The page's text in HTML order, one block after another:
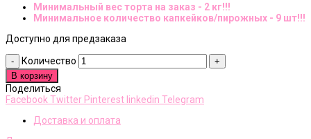
Минимальный вес торта на заказ - 2 кг!!!
Минимальное количество капкейков/пирожных - 9 шт!!!
Доступно для предзаказа
Количество
В корзину
Поделиться
Facebook Twitter Pinterest linkedin Telegram
Доставка и оплата